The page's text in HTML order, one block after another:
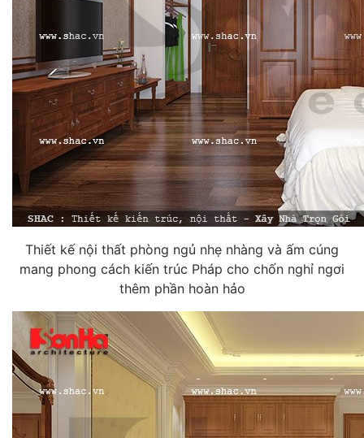
Thiết kế nội thất phòng ngủ nhẹ nhàng và ấm cúng
mang phong cách kiến trúc Pháp cho chốn nghỉ ngơi
thêm phần hoàn hảo